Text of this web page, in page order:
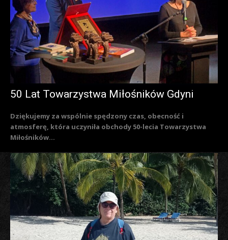
50 Lat Towarzystwa Miłośników Gdyni
Dziękujemy za wspólnie spędzony czas, obecność i
atmosferę, która uczyniła obchody 50-lecia Towarzystwa
Miłośników...